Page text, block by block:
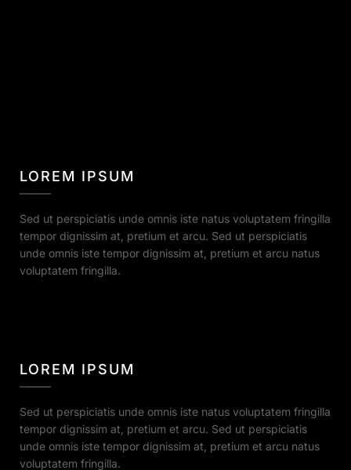
LOREM IPSUM
Sed ut perspiciatis unde omnis iste natus voluptatem fringilla
tempor dignissim at, pretium et arcu. Sed ut perspiciatis
unde omnis iste tempor dignissim at, pretium et arcu natus
voluptatem fringilla.
LOREM IPSUM
Sed ut perspiciatis unde omnis iste natus voluptatem fringilla
tempor dignissim at, pretium et arcu. Sed ut perspiciatis
unde omnis iste tempor dignissim at, pretium et arcu natus
voluptatem fringilla.